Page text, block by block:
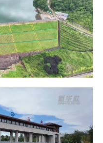
河北 山西
上海 江苏
福建 江西
湖北 湖南
海南 重庆
云南
青海 宁夏